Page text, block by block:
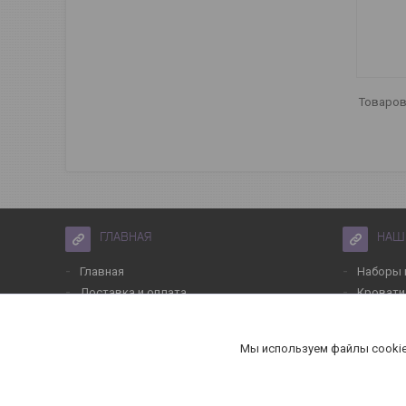
ГЛАВНАЯ
Главная
Доставка и оплата
Наборы
Кровати
Мебель
Мы используем файлы